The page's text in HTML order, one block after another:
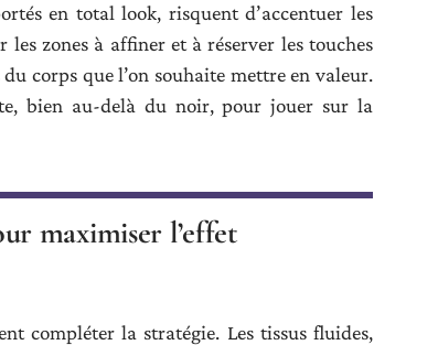
en total look, risquent d’accentuer les
les zones à affiner et à réserver les touches
corps que l’on souhaite mettre en valeur.
bien au-delà du noir, pour jouer sur la
maximiser l’effet
compléter la stratégie. Les tissus fluides,